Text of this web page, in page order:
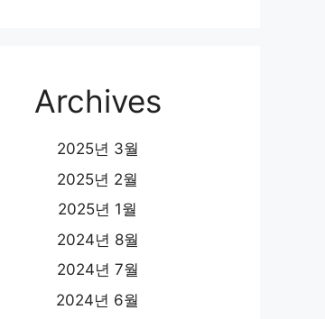
Archives
2025년 3월
2025년 2월
2025년 1월
2024년 8월
2024년 7월
2024년 6월